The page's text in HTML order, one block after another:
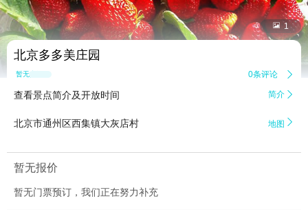
 1
北京多多美庄园
暂无点评 0条评论 
查看景点简介及开放时间 简介 
北京市通州区西集镇大灰店村 地图 
暂无报价
暂无门票预订，我们正在努力补充